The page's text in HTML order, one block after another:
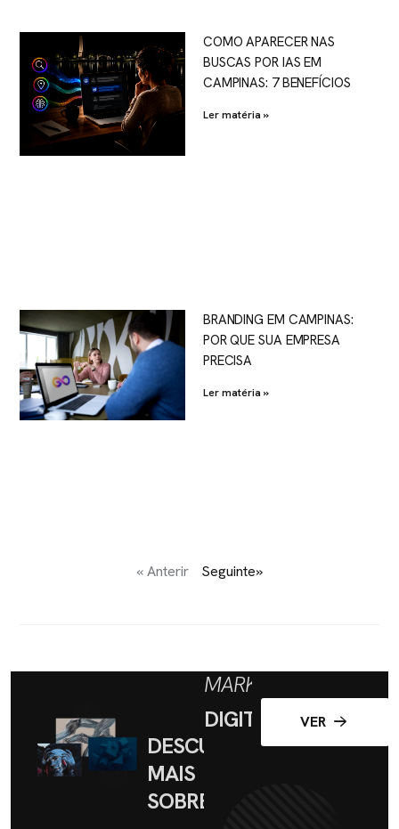
COMO APARECER NAS
BUSCAS POR IAS EM
CAMPINAS: 7 BENEFÍCIOS
Ler matéria »
BRANDING EM CAMPINAS:
POR QUE SUA EMPRESA
PRECISA
Ler matéria »
« Anterir Seguinte»
DESCUBRA
MAIS
SOBRE
MARKETING
DIGITAL
VER